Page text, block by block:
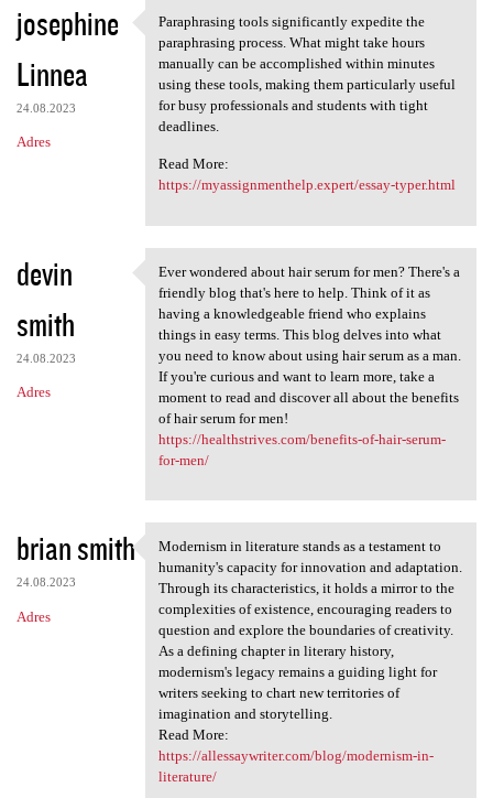
josephine
Linnea
24.08.2023
Adres
Paraphrasing tools
Paraphrasing tools significantly expedite the
paraphrasing process. What might take hours
manually can be accomplished within minutes
using these tools, making them particularly useful
for busy professionals and students with tight
deadlines.
Read More:
https://myassignmenthelp.expert/essay-typer.html
devin
smith
24.08.2023
Adres
Ever wondered about hair
Ever wondered about hair serum for men? There's a
friendly blog that's here to help. Think of it as
having a knowledgeable friend who explains
things in easy terms. This blog delves into what
you need to know about using hair serum as a man.
If you're curious and want to learn more, take a
moment to read and discover all about the benefits
of hair serum for men!
https://healthstrives.com/benefits-of-hair-serum-
for-men/
brian smith
24.08.2023
Adres
Modernism in literature
Modernism in literature stands as a testament to
humanity's capacity for innovation and adaptation.
Through its characteristics, it holds a mirror to the
complexities of existence, encouraging readers to
question and explore the boundaries of creativity.
As a defining chapter in literary history,
modernism's legacy remains a guiding light for
writers seeking to chart new territories of
imagination and storytelling.
Read More:
https://allessaywriter.com/blog/modernism-in-
literature/